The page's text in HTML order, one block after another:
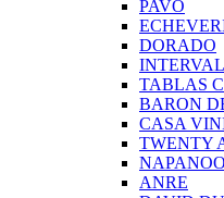
PAVO
DORADO
TABLAS
BARON
CASA
TWENTY
ANRE